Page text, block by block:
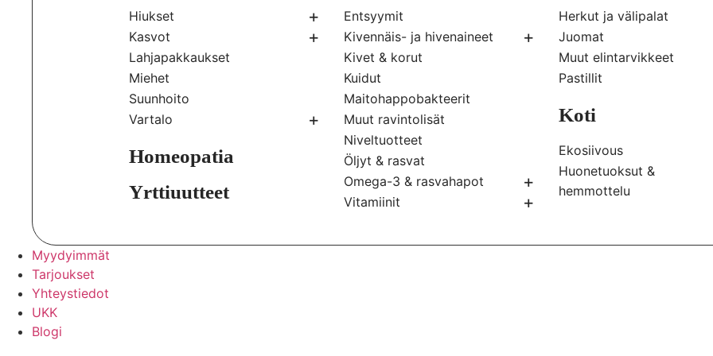
Hiukset +
Hiuspohjan hoito
Hiusvärit
Hoitoaineet
Kuivashampoot
Palashampoot
Kasvot +
Aurinkovoiteet
Gua sha & rollerit
Huulten hoito
Kasvokuorinnat
Kasvovedet
Meikit
Silmänympärysvoiteet
Lahjapakkaukset
Miehet
Suunhoito
Vartalo
+
Deodorantit
Jalkojen hoito
Kylpyvaahdot
Lapset
Saippuat
Suihkugeelit
Tuoksut
Vartalokuorinnat
Voiteet & öljyt
Homeopatia
Yrttiuutteet
Entsyymit
Kivennäis- ja hivenaineet
+
Jodi
Kalium
Kalsium
Kivennäisaine yhdistelmät
Kromi
Magnesium
Pii
Rauta
Kivet & korut
Kuidut
Maitohappobakteerit
Muut ravintolisät
Niveltuotteet
Öljyt & rasvat
Omega-3 & rasvahapot
+
Kalaöljyt
Vitamiinit +
C-Vitamiini
D-Vitamiini
E-Vitamiini
K-Vitamiini
Monivitamiinit
Herkut ja välipalat
Juomat
Kombuchat
Limsat ja energiajuomat
Teet
Muut elintarvikkeet
Pastillit
Koti
Ekosiivous
Puhdistusaineet
Siivoustarvikkeet
Huonetuoksut &
hemmottelu
Myydyimmät
Tarjoukset
Yhteystiedot
UKK
Blogi